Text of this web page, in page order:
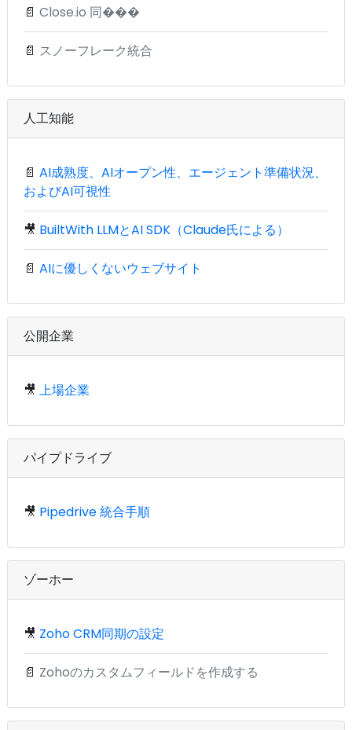
📄 Close.io 同���
📄 スノーフレーク統合
人工知能
📄 AI成熟度、AIオープン性、エージェント準備状況、
およびAI可視性
🎥 BuiltWith LLMとAI SDK（Claude氏による）
📄 AIに優しくないウェブサイト
公開企業
🎥 上場企業
パイプドライブ
🎥 Pipedrive 統合手順
ゾーホー
🎥 Zoho CRM同期の設定
📄 Zohoのカスタムフィールドを作成する